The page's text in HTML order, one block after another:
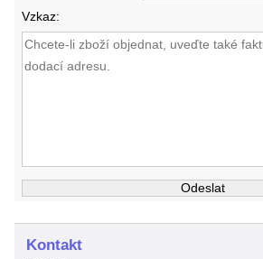
Vzkaz:
Kontakt